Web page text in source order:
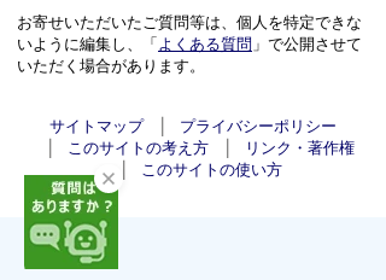
お寄せいただいたご質問等は、個人を特定できな
いように編集し、「 よくある質問 」で公開させて
いただく場合があります。
サイトマップ
プライバシーポリシー
このサイトの考え方
リンク・著作権
このサイトの使い方